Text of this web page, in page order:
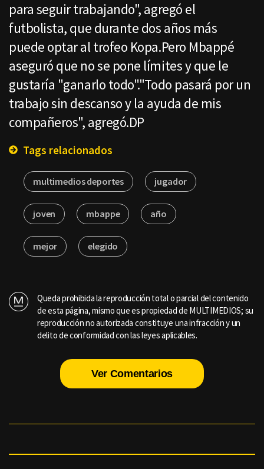
para seguir trabajando", agregó el
futbolista, que durante dos años más
puede optar al trofeo Kopa.Pero Mbappé
aseguró que no se pone límites y que le
gustaría "ganarlo todo"."Todo pasará por un
trabajo sin descanso y la ayuda de mis
compañeros", agregó.DP
Tags relacionados
multimedios deportes jugador
joven mbappe año
mejor elegido
Queda prohibida la reproducción total o parcial del contenido
de esta página, mismo que es propiedad de MULTIMEDIOS; su
reproducción no autorizada constituye una infracción y un
delito de conformidad con las leyes aplicables.
Ver Comentarios